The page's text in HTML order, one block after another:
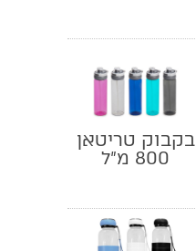
בקבוק טריטאן
800 מ"ל